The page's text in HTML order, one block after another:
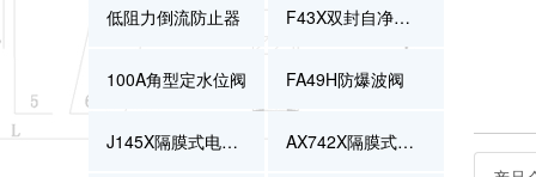
低阻力倒流防止器 F43X双封自净式防逆水封阀
100A角型定水位阀 FA49H防爆波阀
J145X隔膜式电动遥控阀
AX742X隔膜式安全泄压/持压阀